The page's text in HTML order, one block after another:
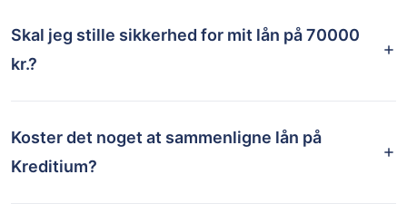
Skal jeg stille sikkerhed for mit lån på 70000
kr.?
Koster det noget at sammenligne lån på
Kreditium?